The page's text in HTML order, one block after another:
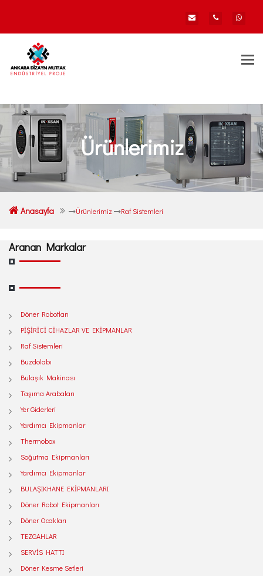
Ürünlerimiz
Anasayfa Ürünlerimiz Raf Sistemleri
Aranan Markalar
Döner Robotları
PİŞİRİCİ CİHAZLAR VE EKİPMANLAR
Raf Sistemleri
Buzdolabı
Bulaşık Makinası
Taşıma Arabaları
Yer Giderleri
Yardımcı Ekipmanlar
Thermobox
Soğutma Ekipmanları
Yardımcı Ekipmanlar
BULAŞIKHANE EKİPMANLARI
Döner Robot Ekipmanları
Döner Ocakları
TEZGAHLAR
SERVİS HATTI
Döner Kesme Setleri